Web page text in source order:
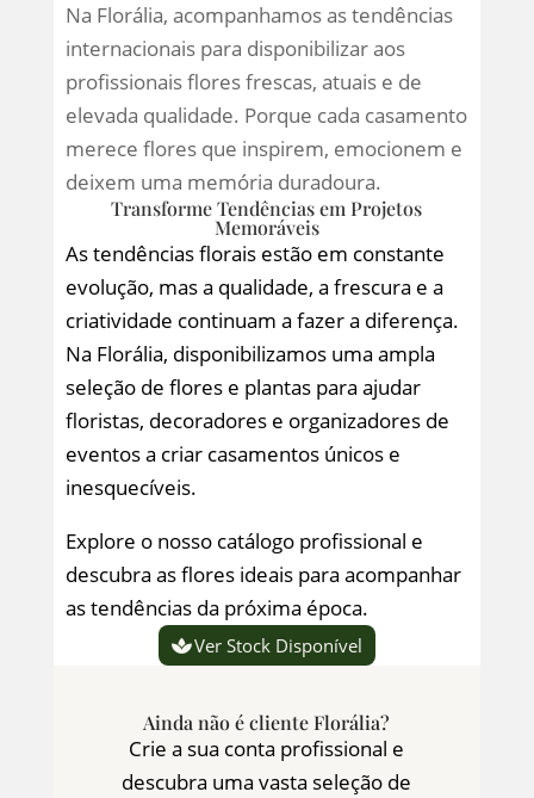
Na Florália, acompanhamos as tendências
internacionais para disponibilizar aos
profissionais flores frescas, atuais e de
elevada qualidade. Porque cada casamento
merece flores que inspirem, emocionem e
deixem uma memória duradoura.
Transforme Tendências em Projetos
Memoráveis
As tendências florais estão em constante
evolução, mas a qualidade, a frescura e a
criatividade continuam a fazer a diferença.
Na Florália, disponibilizamos uma ampla
seleção de flores e plantas para ajudar
floristas, decoradores e organizadores de
eventos a criar casamentos únicos e
inesquecíveis.
Explore o nosso catálogo profissional e
descubra as flores ideais para acompanhar
as tendências da próxima época.
Ver Stock Disponível
Ainda não é cliente Florália?
Crie a sua conta profissional e
descubra uma vasta seleção de